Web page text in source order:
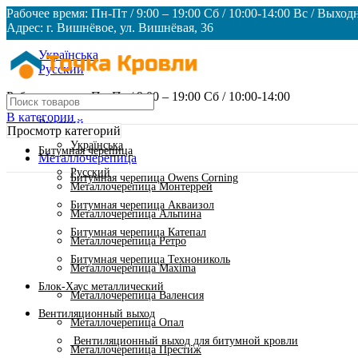
Рабочее время: Пн-Пт / 9:00 – 19:00 Сб / 10:00-14:00 Вс /
Адрес: г. Вишнёвое, ул. Вишнёвая, 36
Українська
Русский
Рабочее время: Пн-Пт / 9:00 – 19:00 Сб / 10:00-14:00
Русский
Українська
Русский
В категории
Битумная черепица
Битумная черепица Owens Corning
Битумная черепица Акваизол
Битумная черепица Катепал
Битумная черепица Технониколь
Блок-Хаус металлический
Вентиляционный выход
Вентиляционный выход для битумной кровли
Просмотр категорий
Металлочерепица
Металлочерепица Монтеррей
Металлочерепица Альпина
Металлочерепица Ретро
Металлочерепица Maxima
Металлочерепица Валенсия
Металлочерепица Опал
Металлочерепица Престиж